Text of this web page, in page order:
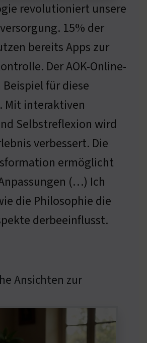
revolutioniert unsere
15% der
bereits Apps zur
Der AOK-Online-
für diese
Mit interaktiven
Selbstreflexion wird
verbessert. Die
ermöglicht
(…) Ich
die Philosophie die
derbeeinflusst.
Ansichten zur